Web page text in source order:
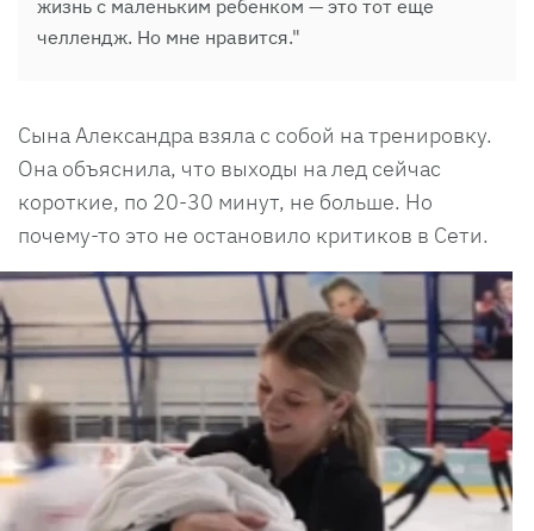
жизнь с маленьким ребенком — это тот еще
челлендж. Но мне нравится."
Сына Александра взяла с собой на тренировку.
Она объяснила, что выходы на лед сейчас
короткие, по 20-30 минут, не больше. Но
почему-то это не остановило критиков в Сети.